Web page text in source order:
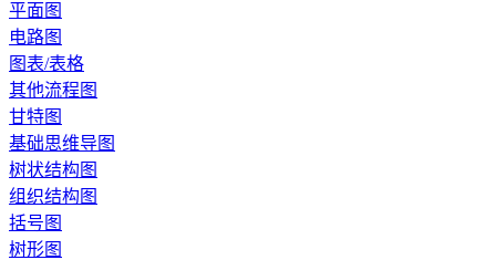
平面图
电路图
图表/表格
其他流程图
甘特图
基础思维导图
树状结构图
组织结构图
括号图
树形图